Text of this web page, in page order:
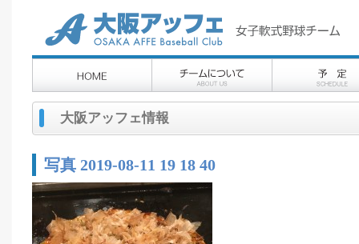
大阪アッフェ情報
写真 2019-08-11 19 18 40